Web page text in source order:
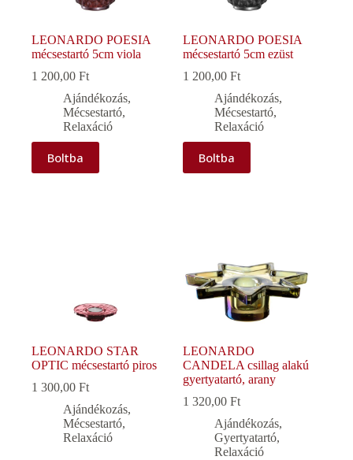
LEONARDO POESIA
mécsestartó 5cm viola
1 200,00 Ft
Ajándékozás,
Mécsestartó,
Relaxáció
Boltba
LEONARDO POESIA
mécsestartó 5cm ezüst
1 200,00Ft
Ajándékozás,
Mécsestartó,
Relaxáció
Boltba
LEONARDO STAR
OPTIC mécsestartó piros
1 300,00 Ft
Ajándékozás,
Mécsestartó,
Relaxáció
LEONARDO
CANDELA csillag alakú
gyertyatartó, arany
1 320,00Ft
Ajándékozás,
Gyertyatartó,
Relaxáció